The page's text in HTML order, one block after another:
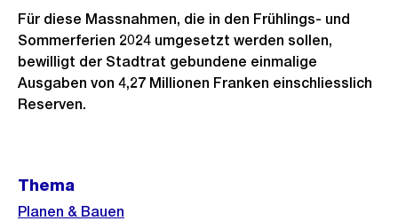
Für diese Massnahmen, die in den Frühlings- und
Sommerferien 2024 umgesetzt werden sollen,
bewilligt der Stadtrat gebundene einmalige
Ausgaben von 4,27 Millionen Franken einschliesslich
Reserven.
Informationen
Thema
Planen & Bauen